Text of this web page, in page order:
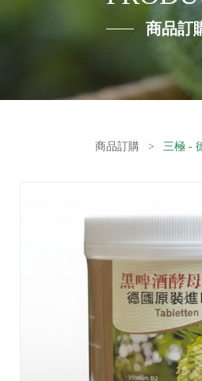
商品訂
商品訂購 > 三極 -